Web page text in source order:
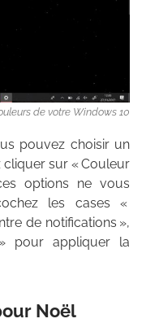
de votre Windows 10
pouvez choisir un
sur « Couleur
options ne vous
les cases «
de notifications »,
pour appliquer la
Noël